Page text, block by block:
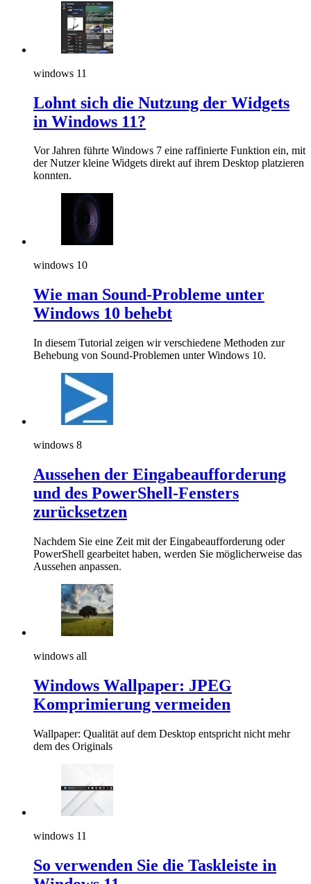
windows 11
Lohnt sich die Nutzung der Widgets
in Windows 11?
Vor Jahren führte Windows 7 eine raffinierte Funktion ein, mit
der Nutzer kleine Widgets direkt auf ihrem Desktop platzieren
konnten.
windows 10
Wie man Sound-Probleme unter
Windows 10 behebt
In diesem Tutorial zeigen wir verschiedene Methoden zur
Behebung von Sound-Problemen unter Windows 10.
windows 8
Aussehen der Eingabeaufforderung
und des PowerShell-Fensters
zurücksetzen
Nachdem Sie eine Zeit mit der Eingabeaufforderung oder
PowerShell gearbeitet haben, werden Sie möglicherweise das
Aussehen anpassen.
windows all
Windows Wallpaper: JPEG
Komprimierung vermeiden
Wallpaper: Qualität auf dem Desktop entspricht nicht mehr
dem des Originals
windows 11
So verwenden Sie die Taskleiste in